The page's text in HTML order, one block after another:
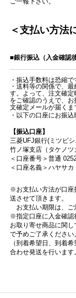
＜支払い方法
■銀行振込（入金確認
・振込手数料は恐縮
・送料等の関係で、
す。よって、注文確
をご確認のうえで、
文確定メールが届くま
・以下の口座にお振込
【振込口座】
三菱UFJ銀行(ミツビ
竹ノ塚支店（タケノ
＜口座番号＞普通
＜口座名義＞ハヤサ
※お支払い方法が口座
送させて頂きます。
お支払い期限は、ご
※指定口座に入金確認
お取り寄せ商品に関
で予めご了承ください
（到着希望日、到着
合わせ発送を行います